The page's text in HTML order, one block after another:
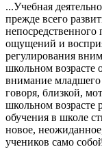
...Учебная
прежде всего
ощущений и
регулирования
школьном возрасте
внимание младшего
говоря, близкой,
школьном возрасте
обучения в школе
новое,
учеников само